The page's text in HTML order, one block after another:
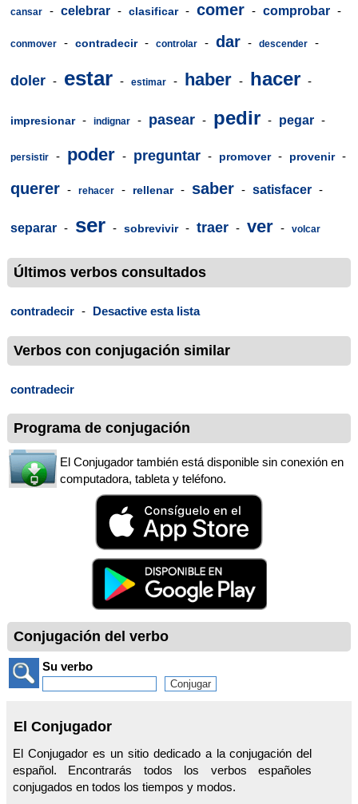
cansar - celebrar - clasificar - comer - comprobar -
conmover - contradecir - controlar - dar - descender -
doler - estar - estimar - haber - hacer -
impresionar - indignar - pasear - pedir - pegar -
persistir - poder - preguntar - promover - provenir -
querer - rehacer - rellenar - saber - satisfacer -
separar - ser - sobrevivir - traer - ver - volcar
Últimos verbos consultados
contradecir - Desactive esta lista
Verbos con conjugación similar
contradecir
Programa de conjugación
El Conjugador también está disponible sin conexión en
computadora, tableta y teléfono.
Conjugación del verbo
Su verbo
El Conjugador
El Conjugador es un sitio dedicado a la conjugación del
español. Encontrarás todos los verbos españoles
conjugados en todos los tiempos y modos.